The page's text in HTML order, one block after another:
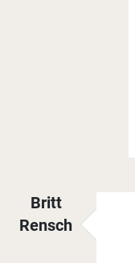
Britt
Rensch